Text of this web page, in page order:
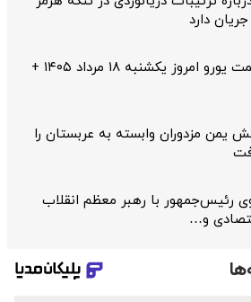
دارد
قیمت دلار و قیمت یورو امروز یکشنبه ۱۸ مرداد ۱۴۰۵ +
یمن مزدوران وابسته به عربستان را
رئیس‌جمهور با رهبر معظم انقلاب
و…